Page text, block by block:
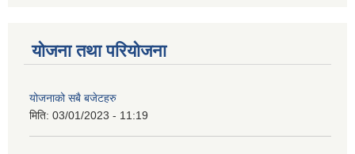
योजना तथा परियोजना
योजनाको सबै बजेटहरु
मिति: 03/01/2023 - 11:19